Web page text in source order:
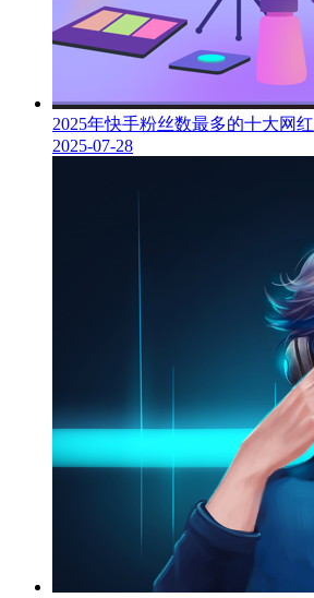
2025年快手粉丝数最多的十大网红
2025-07-28